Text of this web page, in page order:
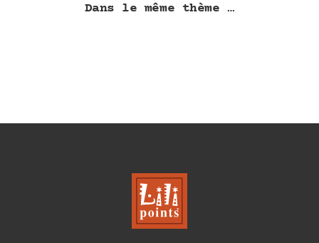
Dans le même thème …